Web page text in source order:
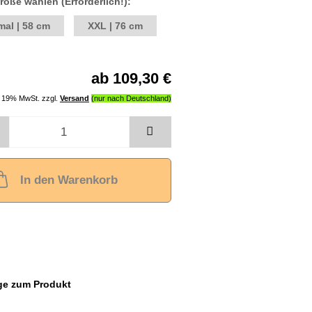
| 58 cm XXL | 76 cm
ab 109,30 €
MwSt. zzgl. Versand
In den Warenkorb
zum Produkt